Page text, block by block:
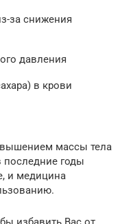
за снижения
давления
в крови
массы тела
последние годы
и медицина